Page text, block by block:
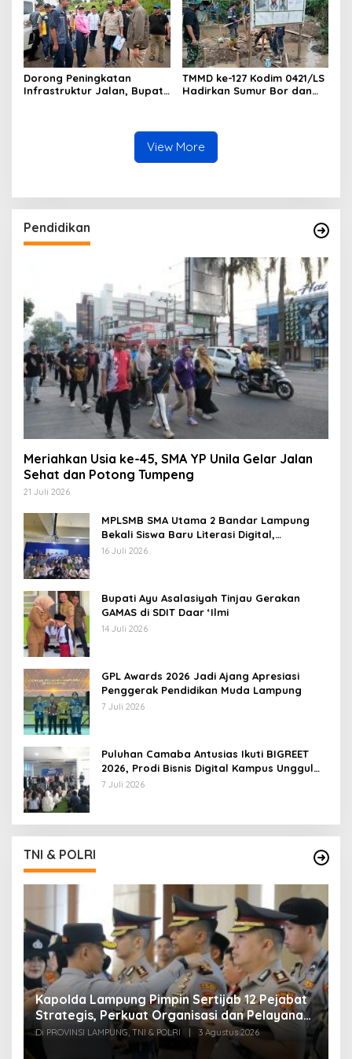
Dorong Peningkatan
Infrastruktur Jalan, Bupati
TMMD ke-127 Kodim 0421/LS
Hadirkan Sumur Bor dan
View More
Pendidikan
Meriahkan Usia ke-45, SMA YP Unila Gelar Jalan
Sehat dan Potong Tumpeng
21 Juli 2026
MPLSMB SMA Utama 2 Bandar Lampung
Bekali Siswa Baru Literasi Digital,
Jurnalistik, dan Etika Bermedia Sosial
16 Juli 2026
Bupati Ayu Asalasiyah Tinjau Gerakan
GAMAS di SDIT Daar ‘Ilmi
14 Juli 2026
GPL Awards 2026 Jadi Ajang Apresiasi
Penggerak Pendidikan Muda Lampung
7 Juli 2026
Puluhan Camaba Antusias Ikuti BIGREET
2026, Prodi Bisnis Digital Kampus Unggul
IIB Darmajaya Hadirkan Deretan
7 Juli 2026
TNI & POLRI
Kapolda Lampung Pimpin Sertijab 12 Pejabat
Strategis, Perkuat Organisasi dan Pelayanan
Polri Presisi
Di PROVINSI LAMPUNG, TNI & POLRI | 3 Agustus 2026